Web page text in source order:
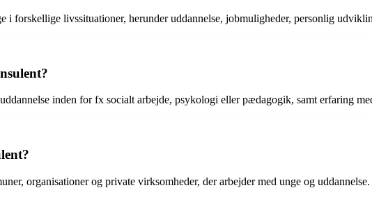
i forskellige livssituationer, herunder uddannelse, jobmuligheder, personlig
inden for fx socialt arbejde, psykologi eller pædagogik, samt erfaring
organisationer og private virksomheder, der arbejder med unge og uddannelse.